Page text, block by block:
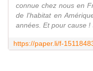
connue chez nous en
de l'habitat en
années. Et pour cause !